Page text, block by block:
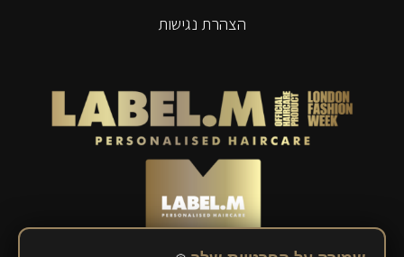
הצהרת נגישות